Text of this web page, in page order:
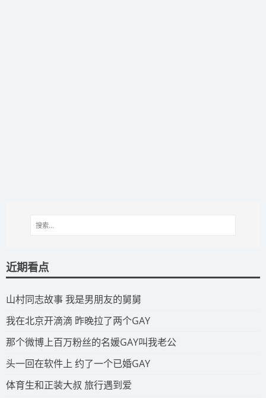
近期看点
​山村同志故事 我是男朋友的舅舅
​我在北京开滴滴 昨晚拉了两个GAY
​那个微博上百万粉丝的名媛GAY叫我老公
​头一回在软件上 约了一个已婚GAY
​体育生和正装大叔 旅行遇到爱